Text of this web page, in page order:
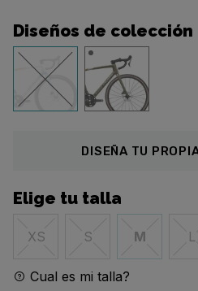
Diseños de colección
DISEÑA TU
Elige tu talla
XS S M L
Cual es mi talla?